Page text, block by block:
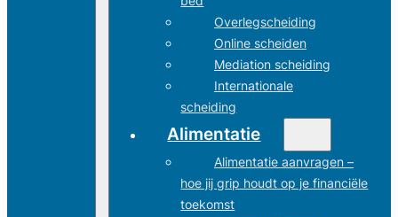
Overlegscheiding
Online scheiden
Mediation scheiding
Internationale
scheiding
Alimentatie
Alimentatie aanvragen –
hoe jij grip houdt op je financiële
toekomst